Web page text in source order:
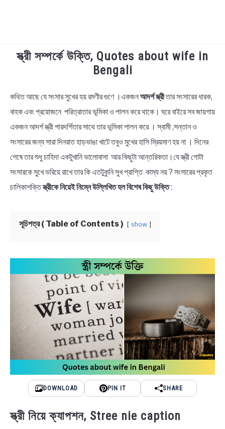
TECHNOLOGY
BIOGRAPHY
EDUCATIONAL
BENGALI WISHES
NEWS
BENGALI LYRICS
BENGALI NAMES
BENGALI STORIES
স্ত্রী সম্পর্কে উক্তি, Quotes about wife in
Bengali
in
Bengali
কথিত আছে যে সংসার সুখের হয় রমণীর গুণে ।একজনআদর্শ স্ত্রীতার সংসারের ধারক,
বাহক এবং প্রয়োজনে পরিত্রাতার ভূমিকা ও পালন করে থাকে। ঘরে বাইরে সব জায়গায়
একজন আদর্শ স্ত্রী পারদর্শিতার সাথে তার ভূমিকা পালন করে । স্বামী ,সন্তান ও
সংসারের জন্য সারা দিনরাত হাড়ভাঙা খাটে তবুও মুখের হাসি ম্রিয়মাণ হয় না । দিনের
শেষে তার শুধু চাহিদা একটুখানি ভালোবাসা আর কিছুটা আন্তরিকতা।যে স্ত্রী গোটা
সংসারকে সুখে ভরিয়ে রাখে তার কি এতটুকুনি সুখ প্রাপ্তি কাম্য নয় ? সংসারের প্রকৃত
চালিকাশক্তিস্ত্রীকে নিয়েই নিম্নে উল্লিখিত হল বিশেষ কিছু উক্তি:
সূচিপত্র ( Table of Contents ) show
DOWNLOAD PIN IT SHARE
স্ত্রী নিয়ে ক্যাপশন, Stree nie caption